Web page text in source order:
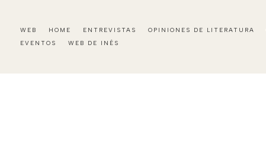
WEB HOME ENTREVISTAS OPINIONES DE LITERATURA
EVENTOS
WEB DE INÉS